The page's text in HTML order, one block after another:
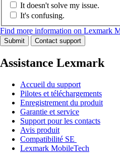
It doesn't solve my issue.
It's confusing.
Find more information on Lexmark
Submit Contact support
Assistance Lexmark
Accueil du support
Pilotes et téléchargements
Enregistrement du produit
Garantie et service
Support pour les contacts
Avis produit
Compatibilité SE
Lexmark MobileTech